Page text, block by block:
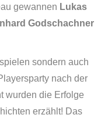
gewannen Lukas
Godschachner
sondern auch
nach der
wurden die Erfolge
erzählt! Das